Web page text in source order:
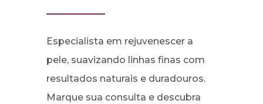
Especialista em rejuvenescer a
pele, suavizando linhas finas com
resultados naturais e duradouros.
Marque sua consulta e descubra